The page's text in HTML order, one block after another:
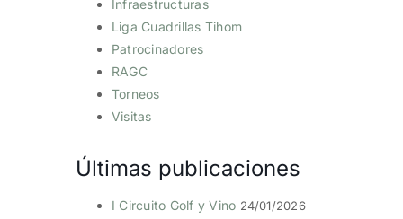
Infraestructuras
Liga Cuadrillas Tihom
Patrocinadores
RAGC
Torneos
Visitas
Últimas publicaciones
I Circuito Golf y Vino 24/01/2026